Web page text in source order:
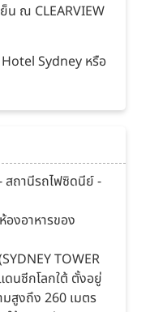
น ณ CLEARVIEW
Sydney หรือ
สถานีรถไฟซิดนีย์ -
องอาหารของ
TOWER
นซีกโลกใต้ ตั้งอยู่
สูงถึง 260 เมตร